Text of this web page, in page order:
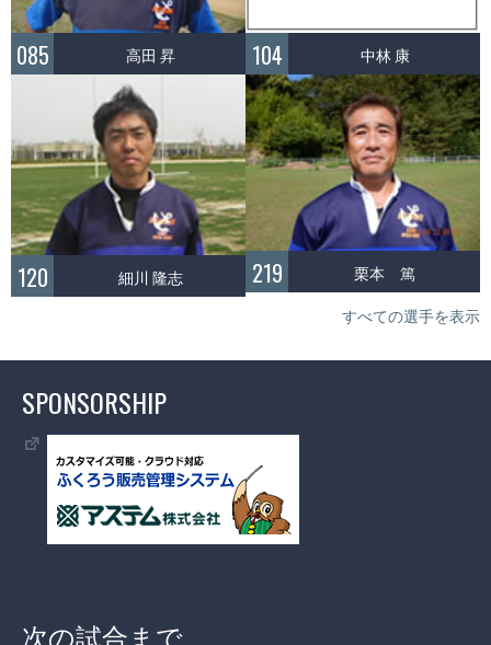
085 高田 昇 104 中林 康
120 細川 隆志 219 栗本 篤
すべての選手を表示
SPONSORSHIP
次の試合まで